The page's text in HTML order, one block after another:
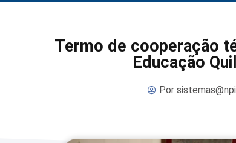
Termo de cooperação
Educação
Por